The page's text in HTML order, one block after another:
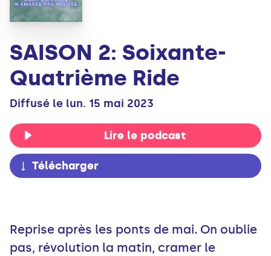
SAISON 2: Soixante-
Quatrième Ride
Diffusé le lun. 15 mai 2023
Lire le podcast
Télécharger
Reprise après les ponts de mai. On oublie
pas, révolution la matin, cramer le